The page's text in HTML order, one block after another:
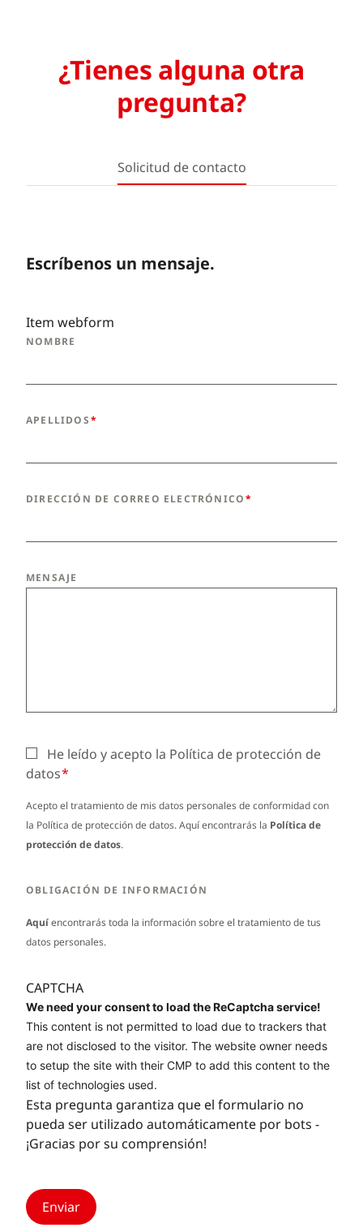
¿Tienes alguna otra
pregunta?
Solicitud de contacto
Escríbenos un mensaje.
Item webform
NOMBRE
APELLIDOS
DIRECCIÓN DE CORREO ELECTRÓNICO
MENSAJE
He leído y acepto la Política de protección de
datos
Acepto el tratamiento de mis datos personales de conformidad con
la Política de protección de datos. Aquí encontrarás la Política de
protección de datos.
OBLIGACIÓN DE INFORMACIÓN
Aquíencontrarás toda la información sobre el tratamiento de tus
datos personales.
CAPTCHA
We need your consent to load the ReCaptcha service!
This content is not permitted to load due to trackers that
are not disclosed to the visitor. The website owner needs
to setup the site with their CMP to add this content to the
list of technologies used.
Esta pregunta garantiza que el formulario no
pueda ser utilizado automáticamente por bots -
¡Gracias por su comprensión!